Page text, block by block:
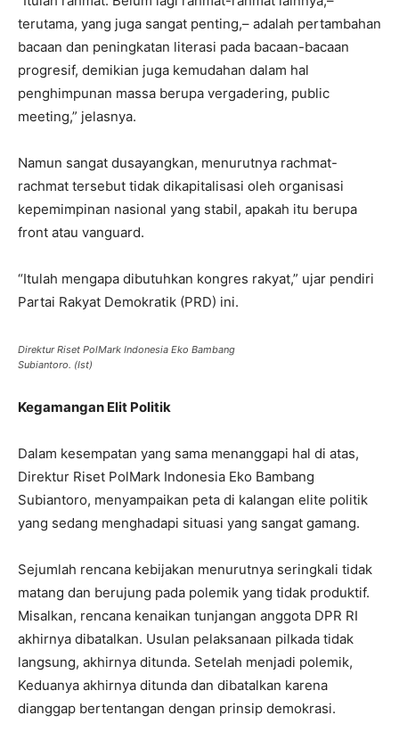
terutama, yang juga sangat penting,– adalah pertambahan
bacaan dan peningkatan literasi pada bacaan-bacaan
progresif, demikian juga kemudahan dalam hal
penghimpunan massa berupa vergadering, public
meeting,” jelasnya.
Namun sangat dusayangkan, menurutnya rachmat-
rachmat tersebut tidak dikapitalisasi oleh organisasi
kepemimpinan nasional yang stabil, apakah itu berupa
front atau vanguard.
“Itulah mengapa dibutuhkan kongres rakyat,” ujar pendiri
Partai Rakyat Demokratik (PRD) ini.
Direktur Riset PolMark Indonesia Eko Bambang
Subiantoro. (Ist)
Kegamangan Elit Politik
Dalam kesempatan yang sama menanggapi hal di atas,
Direktur Riset PolMark Indonesia Eko Bambang
Subiantoro, menyampaikan peta di kalangan elite politik
yang sedang menghadapi situasi yang sangat gamang.
Sejumlah rencana kebijakan menurutnya seringkali tidak
matang dan berujung pada polemik yang tidak produktif.
Misalkan, rencana kenaikan tunjangan anggota DPR RI
akhirnya dibatalkan. Usulan pelaksanaan pilkada tidak
langsung, akhirnya ditunda. Setelah menjadi polemik,
Keduanya akhirnya ditunda dan dibatalkan karena
dianggap bertentangan dengan prinsip demokrasi.